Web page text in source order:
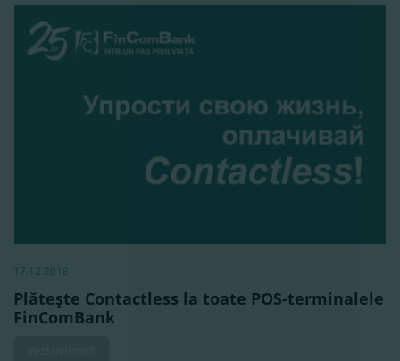
17.12.2018
Plăteşte Contactless la toate POS-terminalele
FinComBank